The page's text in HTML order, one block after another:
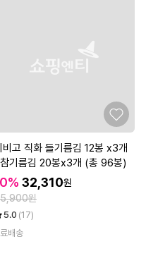
비고 직화 들기름김 12봉 x3개
기름김 20봉x3개 (총 96봉)
32,310원
원
5.0 (17)
배송